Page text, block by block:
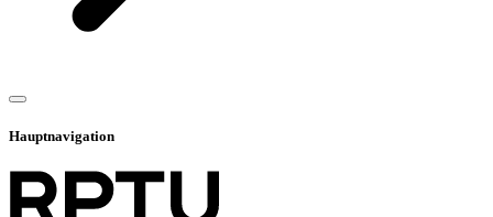
Hauptnavigation